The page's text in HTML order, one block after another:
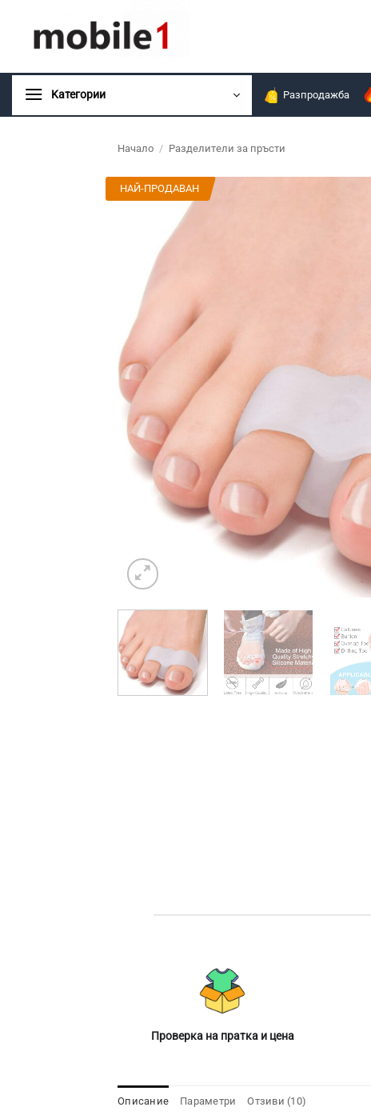
content
Kатегории Разпродажба
Начало / Разделители за пръсти
НАЙ-ПРОДАВАН
Проверка на пратка и цена
Описание Параметри Отзиви (10)